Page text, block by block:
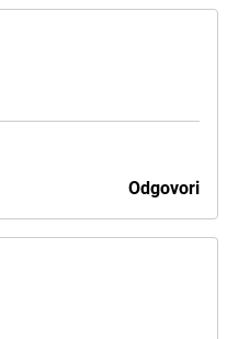
Odgovori